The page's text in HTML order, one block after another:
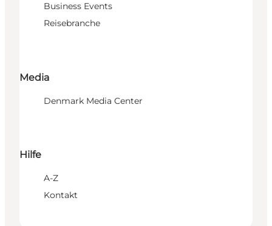
Business Events
Reisebranche
Media
Denmark Media Center
Hilfe
A-Z
Kontakt